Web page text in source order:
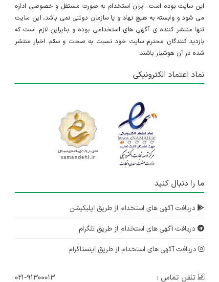
این سایت بوده است. ایران استخدام به صورت مستقل و خصوصی اداره
می شود و وابسته به هیچ نهاد و یا سازمان دولتی نمی باشد، این سایت
تنها منتشر کننده ی آگهی های استخدامی بوده و بنابراین لازم است که
بازدید کنندگان محترم سایت خود نسبت به صحت و سقم اخبار منتشر
شده در آن هوشیار باشند.
نماد اعتماد الکترونیکی
ما را دنبال کنید
دریافت آگهی های استخدام از طریق اپلیکیشن
دریافت آگهی های استخدام از طریق تلگرام
دریافت آگهی های استخدام از طریق اینستاگرام
تلفن تماس : ۰۲۱-۹۱۳۰۰۰۱۳